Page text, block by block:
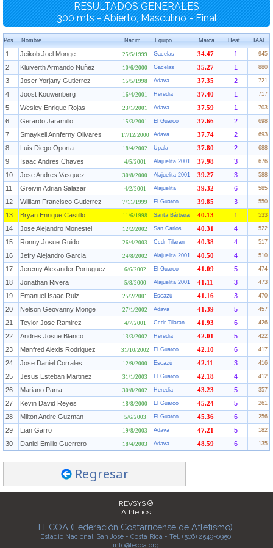
RESULTADOS GENERALES
300 mts - Abierto, Masculino - Final
Pos Nombre Nacim. Equipo Marca Heat IAAF
1 Jeikob Joel Monge 25/5/1999 Gacelas 34.47 1 945
2 Kluiverth Armando Nuñez 10/6/2000 Gacelas 35.27 1 880
3 Joser Yorjany Gutierrez 15/5/1998 Adava 37.35 2 721
4 Joost Kouwenberg 16/4/2001 Heredia 37.40 1 717
5 Wesley Enrique Rojas 23/1/2001 Adava 37.59 1 703
6 Gerardo Jaramillo 15/3/2001 El Guarco 37.66 2 698
7 Smaykell Annferny Olivares 17/12/2000 Adava 37.74 2 693
8 Luis Diego Oporta 18/4/2002 Upala 37.80 2 688
9 Isaac Andres Chaves 4/5/2001 Alajuelita 2001 37.98 3 676
10 Jose Andres Vasquez 30/8/2000 Alajuelita 2001 39.27 3 588
11 Greivin Adrian Salazar 4/2/2001 Alajuelita 39.32 6 585
12 William Francisco Gutierrez 7/11/1999 El Guarco 39.85 3 550
13 Bryan Enrique Castillo 11/6/1998 Santa Bárbara 40.13 1 533
14 Jose Alejandro Monestel 12/2/2002 San Carlos 40.31 4 522
15 Ronny Josue Guido 26/4/2003 Ccdr Tilaran 40.38 4 517
16 Jefry Alejandro Garcia 24/8/2002 Alajuelita 2001 40.50 4 510
17 Jeremy Alexander Portuguez 6/6/2002 El Guarco 41.09 5 474
18 Jonathan Rivera 5/8/2000 Alajuelita 2001 41.11 3 473
19 Emanuel Isaac Ruiz 25/2/2001 Escazú 41.16 3 470
20 Nelson Geovanny Monge 27/1/2002 Adava 41.39 5 457
21 Teylor Jose Ramirez 4/7/2001 Ccdr Tilaran 41.93 6 426
22 Andres Josue Blanco 13/3/2002 Heredia 42.01 5 422
23 Manfred Alexis Rodriguez 31/10/2002 El Guarco 42.10 6 417
24 Jose Daniel Corrales 12/9/2000 Escazú 42.11 3 416
25 Jesus Esteban Martinez 31/1/2003 El Guarco 42.18 4 412
26 Mariano Parra 30/8/2002 Heredia 43.23 5 357
27 Kevin David Reyes 18/8/2000 El Guarco 45.24 5 261
28 Milton Andre Guzman 5/6/2003 El Guarco 45.36 6 256
29 Lian Garro 19/8/2003 Adava 47.21 5 182
30 Daniel Emilio Guerrero 18/4/2003 Adava 48.59 6 135
Regresar
REVSYS ®
Athletics
FECOA (Federación Costarricense de Atletismo)
Estadio Nacional, San José - Costa Rica - Tel. (506) 2549-0950
info@fecoa.org